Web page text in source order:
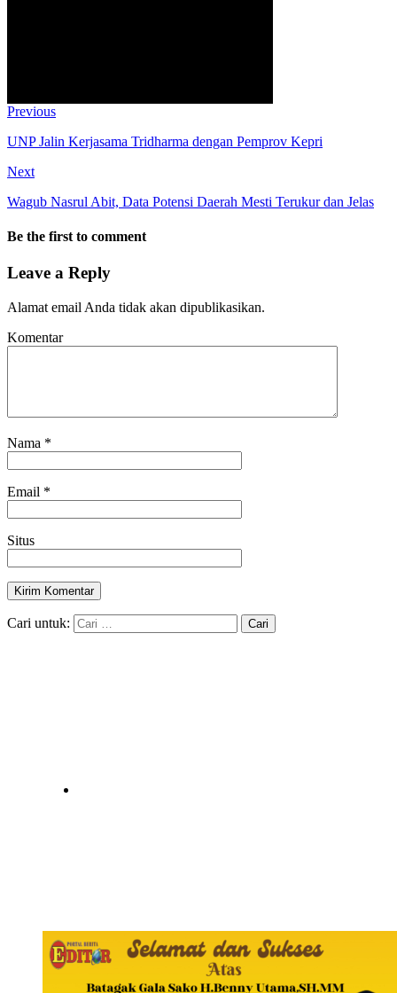
Previous
UNP Jalin Kerjasama Tridharma dengan Pemprov Kepri
Next
Wagub Nasrul Abit, Data Potensi Daerah Mesti Terukur dan Jelas
Be the first to comment
Leave a Reply
Alamat email Anda tidak akan dipublikasikan.
Komentar
Nama *
Email *
Situs
Cari untuk: